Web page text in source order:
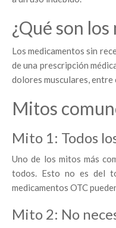
¿Qué son
Los medicamentos sin
de una prescripción
dolores musculares,
Mitos
Mito 1: Todos
Uno de los mitos más
todos. Esto no es del
medicamentos OTC
Mito 2: No